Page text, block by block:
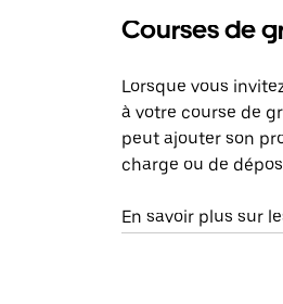
Courses de
Lorsque vous
à votre course de
peut ajouter son
charge ou de
En savoir plus sur